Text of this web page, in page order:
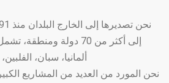
إلى أكثر من 70 دولة
ألمانيا، سبان،
نحن المورد من العديد من المشاريع